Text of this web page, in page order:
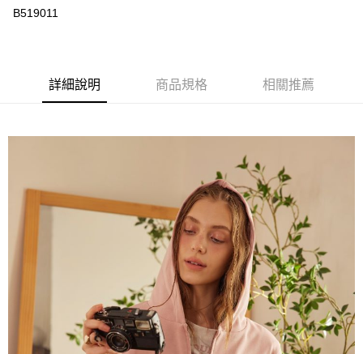
悠遊付
運送方式
每筆NT$80，滿NT$2,000(含以上)免運費
每筆NT$80，滿NT$2,000(含以上)免運費
每筆NT$80，滿NT$2,000(含以上)免運費
每筆NT$80，滿NT$2,000(含以上)免運費
每筆NT$100，滿NT$2,000(含以上)免運費
B519011
詳細說明 商品規格 相關推薦